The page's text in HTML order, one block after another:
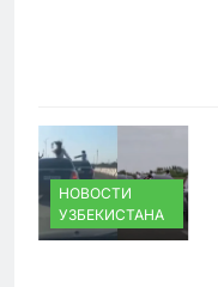
НОВОСТИ
УЗБЕКИСТАНА